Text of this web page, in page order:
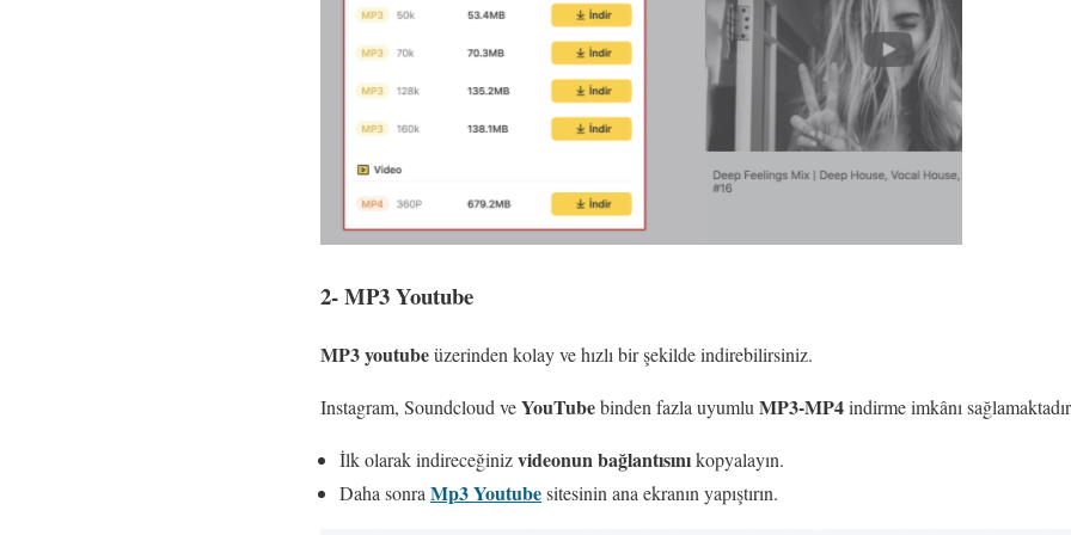
2- MP3 Youtube
MP3 youtubeüzerinden kolay ve hızlı bir şekilde indirebilirsiniz.
Instagram, Soundcloud veYouTubebinden fazla uyumlu MP3-MP4indirme imkânı
İlk olarak indireceğinizvideonun bağlantısınıkopyalayın.
Daha sonra Mp3 Youtubesitesinin ana ekranın yapıştırın.